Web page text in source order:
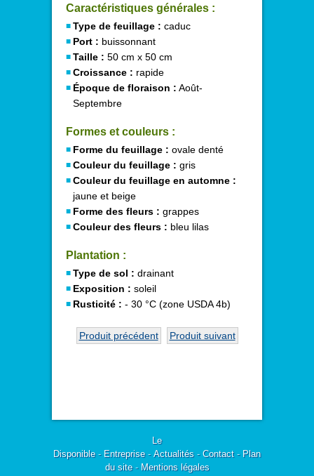
Caractéristiques générales :
Type de feuillage : caduc
Port : buissonnant
Taille : 50 cm x 50 cm
Croissance : rapide
Époque de floraison : Août-
Septembre
Formes et couleurs :
Forme du feuillage : ovale denté
Couleur du feuillage : gris
Couleur du feuillage en automne :
jaune et beige
Forme des fleurs : grappes
Couleur des fleurs : bleu lilas
Plantation :
Type de sol : drainant
Exposition : soleil
Rusticité : - 30 °C (zone USDA 4b)
Produit précédent Produit suivant
Le
Disponible- Entreprise- Actualités - Contact- Plan
du site- Mentions légales